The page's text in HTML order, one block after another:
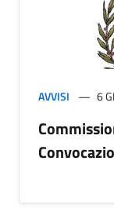
AVVISI 6